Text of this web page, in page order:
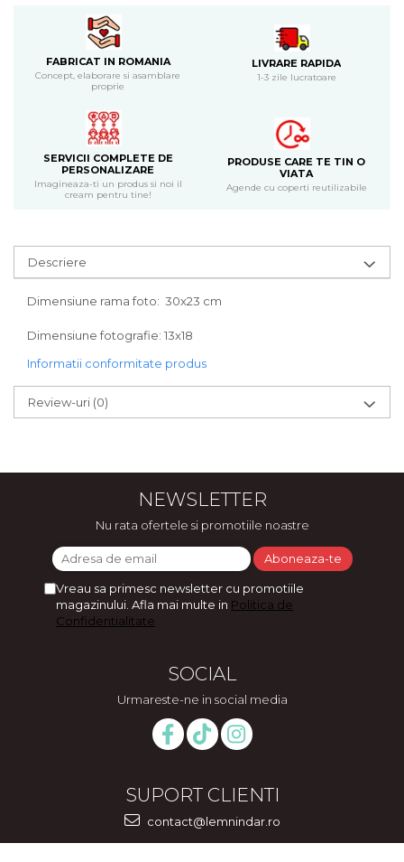
Cadouri pentru bunici
Cadouri personalizate pentru nasi
Bijuterii
CERCEI ZAMAC
Ateliere - planse cu nisip colorat
FABRICAT IN ROMANIA
Concept, elaborare si asamblare
proprie
LIVRARE RAPIDA
1-3 zile lucratoare
SERVICII COMPLETE DE
PERSONALIZARE
Imagineaza-ti un produs si noi il
cream pentru tine!
PRODUSE CARE TE TIN O
VIATA
Agende cu coperti reutilizabile
Descriere
Dimensiune rama foto: 30x23 cm
Dimensiune fotografie: 13x18
Informatii conformitate produs
Review-uri (0)
NEWSLETTER
Nu rata ofertele si promotiile noastre
Vreau sa primesc newsletter cu promotiile
magazinului. Afla mai multe in Politica de
Confidentialitate
SOCIAL
Urmareste-ne in social media
SUPORT CLIENTI
contact@lemnindar.ro